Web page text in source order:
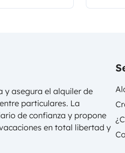
país,
y asegura el alquiler de
particulares. La
de confianza y propone
en total libertad y